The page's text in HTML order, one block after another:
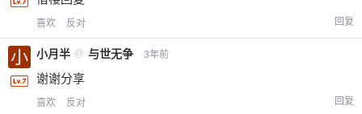
喜欢 反对 回复
小月半 @ 与世无争 3年前
谢谢分享
喜欢 反对 回复